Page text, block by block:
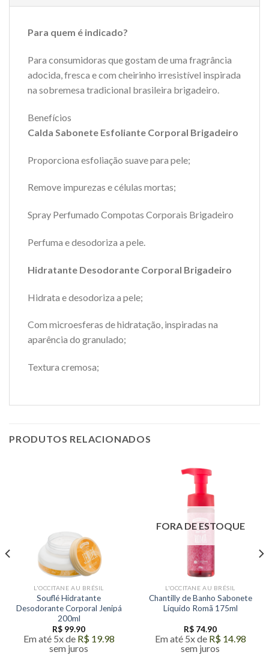
Para quem é indicado?
Para consumidoras que gostam de uma fragrância
adocida, fresca e com cheirinho irresistível inspirada
na sobremesa tradicional brasileira brigadeiro.
Benefícios
Calda Sabonete Esfoliante Corporal Brigadeiro
Proporciona esfoliação suave para pele;
Remove impurezas e células mortas;
Spray Perfumado Compotas Corporais Brigadeiro
Perfuma e desodoriza a pele.
Hidratante Desodorante Corporal Brigadeiro
Hidrata e desodoriza a pele;
Com microesferas de hidratação, inspiradas na
aparência do granulado;
Textura cremosa;
PRODUTOS RELACIONADOS
L'OCCITANE AU BRÉSIL
Souflé Hidratante
Desodorante Corporal Jenipá
200ml
R$ 99.90
Em até 5x de R$19.98
sem juros
FORA DE ESTOQUE
L'OCCITANE AU BRÉSIL
Chantilly de Banho Sabonete
Líquido Romã 175ml
R$ 74.90
Em até 5x de R$14.98
sem juros